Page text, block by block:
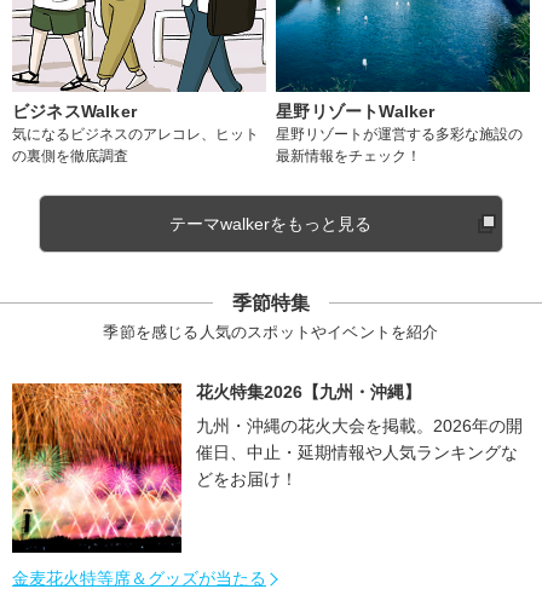
ビジネスWalker
気になるビジネスのアレコレ、ヒット
の裏側を徹底調査
星野リゾートWalker
星野リゾートが運営する多彩な施設の
最新情報をチェック！
テーマwalkerをもっと見る
季節特集
季節を感じる人気のスポットやイベントを紹介
花火特集2026【九州・沖縄】
九州・沖縄の花火大会を掲載。2026年の開
催日、中止・延期情報や人気ランキングな
どをお届け！
金麦花火特等席＆グッズが当たる